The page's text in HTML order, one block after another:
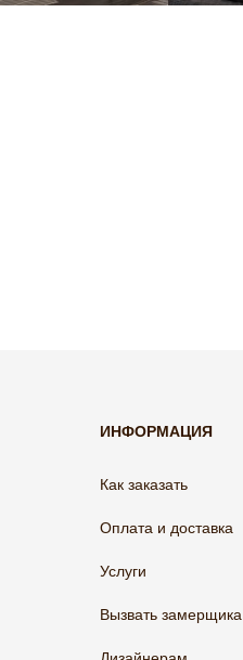
ИНФОРМАЦИЯ
Как заказать
Оплата и доставка
Услуги
Вызвать замерщика